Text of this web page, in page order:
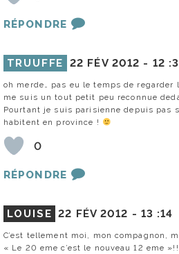
RÉPONDRE
TRUUFFE 22 FÉV 2012 - 12
oh merde… pas eu le temps de regarder
me suis un tout petit peu reconnue
Pourtant je suis parisienne depuis pas
habitent en province !
0
RÉPONDRE
LOUISE 22 FÉV 2012 - 13 :14
C’est tellement moi, mon compagnon,
« Le 20 eme c’est le nouveau 12 eme